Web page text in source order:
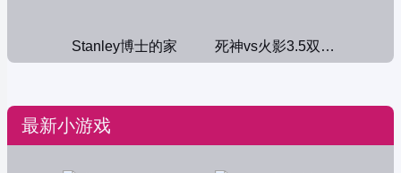
Stanley博士的家 死神vs火影3.5双人版
最新小游戏